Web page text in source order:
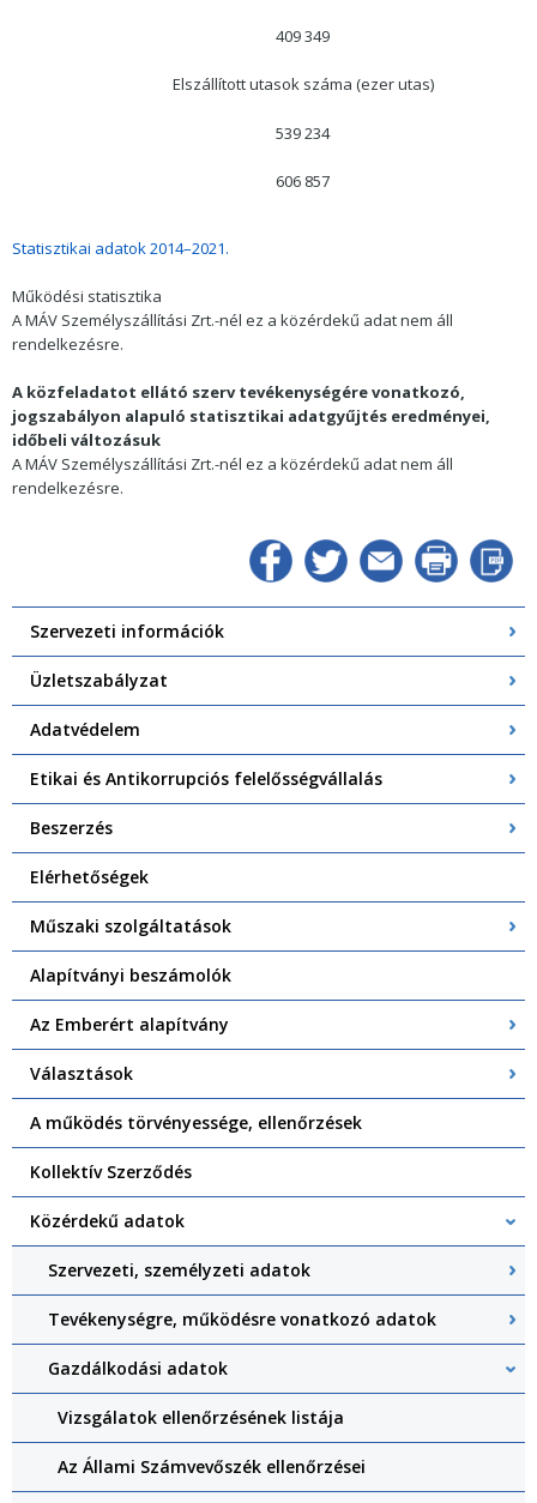
409 349
Elszállított utasok száma (ezer utas)
539 234
606 857
Statisztikai adatok 2014–2021.
Működési statisztika
AMÁV Személyszállítási Zrt.-nél ez a közérdekű adat nem áll
rendelkezésre.
A közfeladatot ellátó szerv tevékenységére vonatkozó,
jogszabályon alapuló statisztikai adatgyűjtés eredményei,
időbeli változásuk
A MÁV Személyszállítási Zrt.-nél ez a közérdekű adat nem áll
rendelkezésre.
Szervezeti információk
Üzletszabályzat
Adatvédelem
Etikai és Antikorrupciós felelősségvállalás
Beszerzés
Elérhetőségek
Műszaki szolgáltatások
Alapítványi beszámolók
Az Emberért alapítvány
Választások
A működés törvényessége, ellenőrzések
Kollektív Szerződés
Közérdekű adatok
Szervezeti, személyzeti adatok
Tevékenységre, működésre vonatkozó adatok
Gazdálkodási adatok
Vizsgálatok ellenőrzésének listája
Az Állami Számvevőszék ellenőrzései